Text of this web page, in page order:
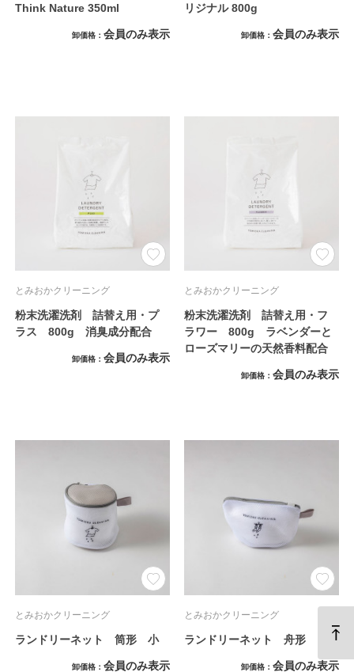
Think Nature 350ml
卸価格 会員のみ表示
リジナル 800g
卸価格 会員のみ表示
とみおかクリーニング
粉末洗濯洗剤 詰替え用・プ
ラス 800g 消臭成分配合
卸価格 会員のみ表示
とみおかクリーニング
粉末洗濯洗剤 詰替え用・フ
ラワー 800g ラベンダーと
ローズマリーの天然香料配合
卸価格 会員のみ表示
とみおかクリーニング
ランドリーネット 筒形 小
卸価格 会員のみ表示
とみおかクリーニング
ランドリーネット 舟形
卸価格 会員のみ表示